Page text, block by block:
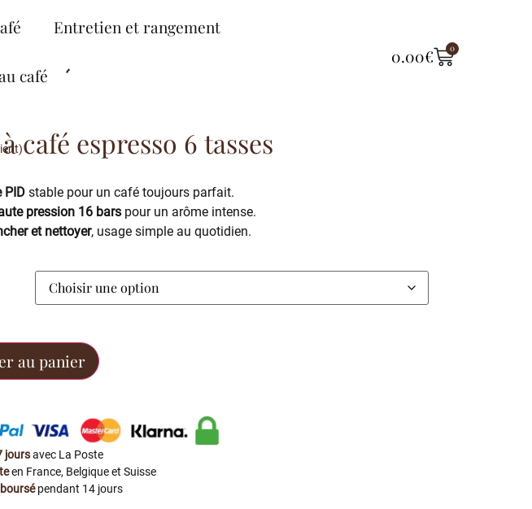
Entretien et rangement
café
0.00€ 0
café espresso 6 tasses
PIDstable pour un café toujours parfait.
pression 16 barspour un arôme intense.
et nettoyer, usage simple au quotidien.
au panier
joursavec La Poste
en France, Belgique et Suisse
pendant 14 jours